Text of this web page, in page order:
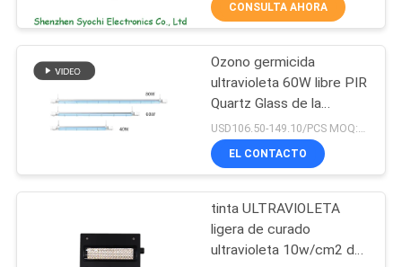
MAPA
DEL
SITIO
PRIVACY
POLICY
Máquina del baño
de hielo
19
Refrigerador de
CONSULTA AHORA
Ozono germicida
ultravioleta 60W libre PIR
Quartz Glass de la
lámpara del tubo G5
EL CONTACTO
tinta ULTRAVIOLETA
ligera de curado
ultravioleta 10w/cm2 de